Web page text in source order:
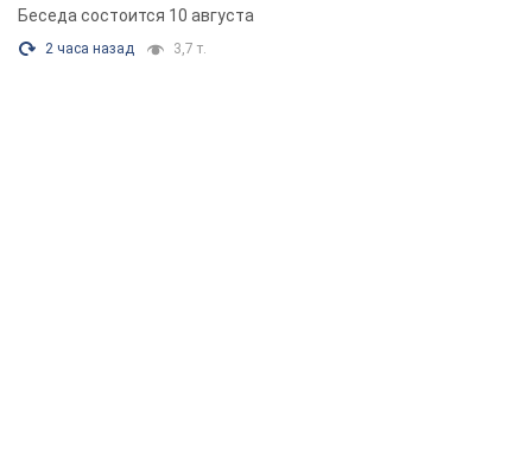
Беседа состоится 10 августа
2 часа назад 3,7 т.